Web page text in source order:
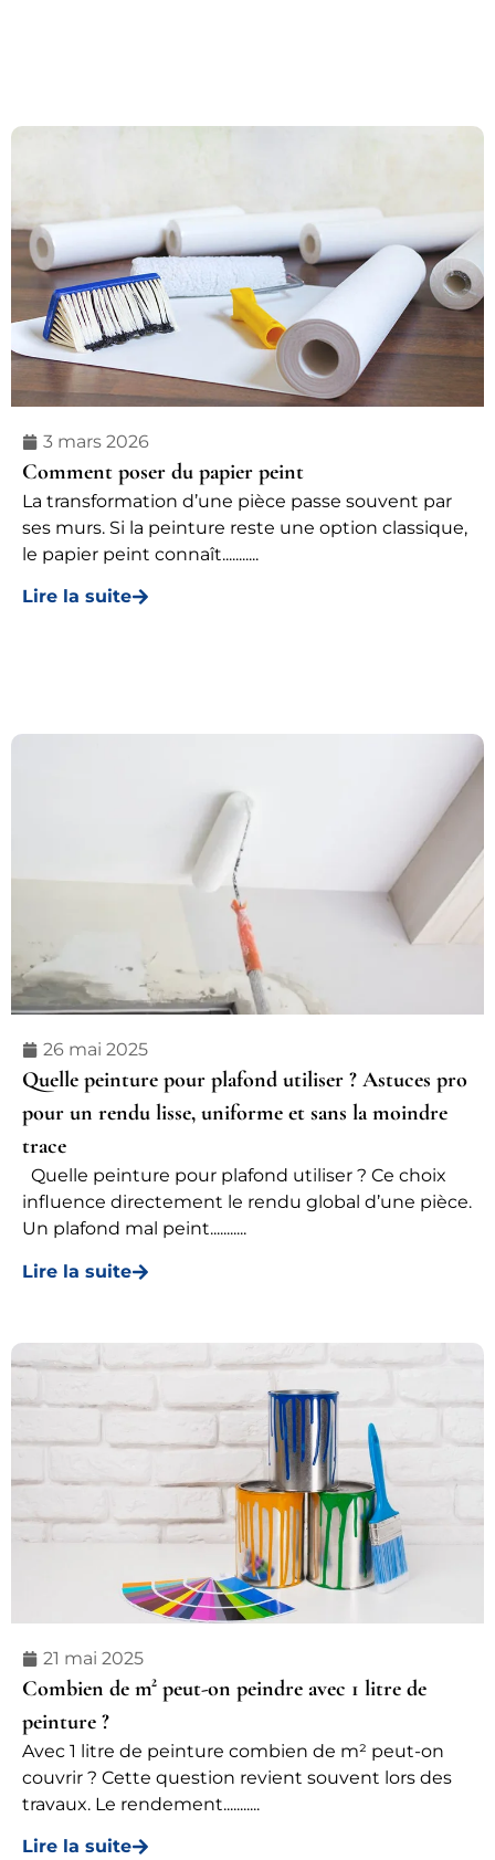
3 mars 2026
Comment poser du papier peint
La transformation d’une pièce passe souvent par
ses murs. Si la peinture reste une option classique,
le papier peint connaît...........
Lire la suite
26 mai 2025
Quelle peinture pour plafond utiliser ? Astuces pro
pour un rendu lisse, uniforme et sans la moindre
trace
Quelle peinture pour plafond utiliser ? Ce choix
influence directement le rendu global d’une pièce.
Un plafond mal peint...........
Lire la suite
21 mai 2025
Combien de m² peut-on peindre avec 1 litre de
peinture ?
Avec 1 litre de peinture combien de m² peut-on
couvrir ? Cette question revient souvent lors des
travaux. Le rendement...........
Lire la suite